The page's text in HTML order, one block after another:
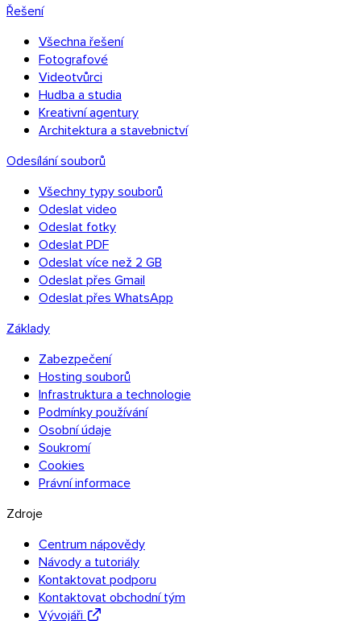
Thunderbird
TransferNow na všech vašich zařízeních
Počítač, mobil, prohlížeč i e-mail — všude a zdarma.
Všechny aplikace
Objevte API
Dokumentace API
TransferNow API
Automatizujte své přenosy — zkušební verze
zdarma.
Řešení
Všechna řešení
Fotografové
Videotvůrci
Hudba a studia
Kreativní agentury
Architektura a stavebnictví
Odesílání souborů
Všechny typy souborů
Odeslat video
Odeslat fotky
Odeslat PDF
Odeslat více než 2 GB
Odeslat přes Gmail
Odeslat přes WhatsApp
Základy
Zabezpečení
Hosting souborů
Infrastruktura a technologie
Podmínky používání
Osobní údaje
Soukromí
Cookies
Právní informace
Zdroje
Centrum nápovědy
Návody a tutoriály
Kontaktovat podporu
Kontaktovat obchodní tým
Vývojáři